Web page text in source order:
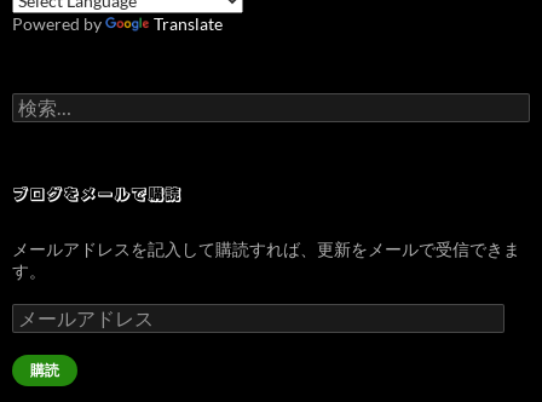
Powered by Translate
検
索:
ブログをメールで購読
メールアドレスを記入して購読すれば、更新をメールで受信できま
す。
メ
ー
ル
ア 購読